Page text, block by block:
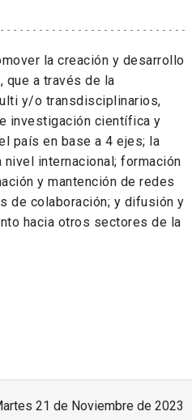
la creación y desarrollo
que a través de la
y/o transdisciplinarios,
investigación científica y
país en base a 4 ejes; la
internacional; formación
y mantención de redes
de colaboración; y difusión y
hacia otros sectores de la
21 de Noviembre de 2023